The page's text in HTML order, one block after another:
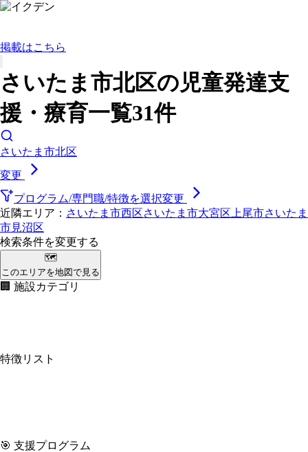
掲載はこちら
さいたま市北区の児童発達支
援・療育一覧31件
さいたま市北区
変更
プログラム/専門職/特徴を選択変更
近隣エリア： さいたま市西区さいたま市大宮区 上尾市さいたま
市見沼区
検索条件を変更する
🗺
このエリアを地図で見る
🏢 施設カテゴリ
特徴リスト
🎯 支援プログラム